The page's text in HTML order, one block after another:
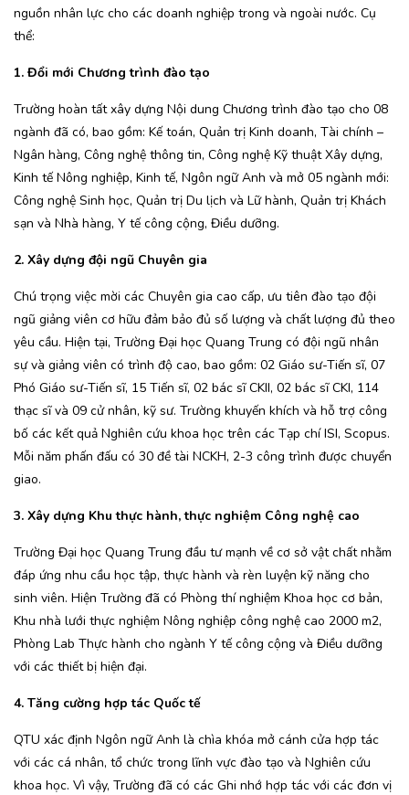
nguồn nhân lực cho các doanh nghiệp trong và ngoài nước. Cụ
thể:
1. Đổi mới Chương trình đào tạo
Trường hoàn tất xây dựng Nội dung Chương trình đào tạo cho 08
ngành đã có, bao gồm: Kế toán, Quản trị Kinh doanh, Tài chính –
Ngân hàng, Công nghệ thông tin, Công nghệ Kỹ thuật Xây dựng,
Kinh tế Nông nghiệp, Kinh tế, Ngôn ngữ Anh và mở 05 ngành mới:
Công nghệ Sinh học, Quản trị Du lịch và Lữ hành, Quản trị Khách
sạn và Nhà hàng, Y tế công cộng, Điều dưỡng.
2. Xây dựng đội ngũ Chuyên gia
Chú trọng việc mời các Chuyên gia cao cấp, ưu tiên đào tạo đội
ngũ giảng viên cơ hữu đảm bảo đủ số lượng và chất lượng đủ theo
yêu cầu. Hiện tại, Trường Đại học Quang Trung có đội ngũ nhân
sự và giảng viên có trình độ cao, bao gồm: 02 Giáo sư-Tiến sĩ, 07
Phó Giáo sư-Tiến sĩ, 15 Tiến sĩ, 02 bác sĩ CKII, 02 bác sĩ CKI, 114
thạc sĩ và 09 cử nhân, kỹ sư. Trường khuyến khích và hỗ trợ công
bố các kết quả Nghiên cứu khoa học trên các Tạp chí ISI, Scopus.
Mỗi năm phấn đấu có 30 đề tài NCKH, 2-3 công trình được chuyển
giao.
3. Xây dựng Khu thực hành, thực nghiệm Công nghệ cao
Trường Đại học Quang Trung đầu tư mạnh về cơ sở vật chất nhằm
đáp ứng nhu cầu học tập, thực hành và rèn luyện kỹ năng cho
sinh viên. Hiện Trường đã có Phòng thí nghiệm Khoa học cơ bản,
Khu nhà lưới thực nghiệm Nông nghiệp công nghệ cao 2000 m2,
Phòng Lab Thực hành cho ngành Y tế công cộng và Điều dưỡng
với các thiết bị hiện đại.
4. Tăng cường hợp tác Quốc tế
QTU xác định Ngôn ngữ Anh là chìa khóa mở cánh cửa hợp tác
với các cá nhân, tổ chức trong lĩnh vực đào tạo và Nghiên cứu
khoa học. Vì vậy, Trường đã có các Ghi nhớ hợp tác với các đơn vị